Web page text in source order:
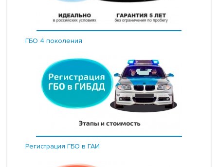
ГБО 4 поколения
Регистрация ГБО в ГАИ